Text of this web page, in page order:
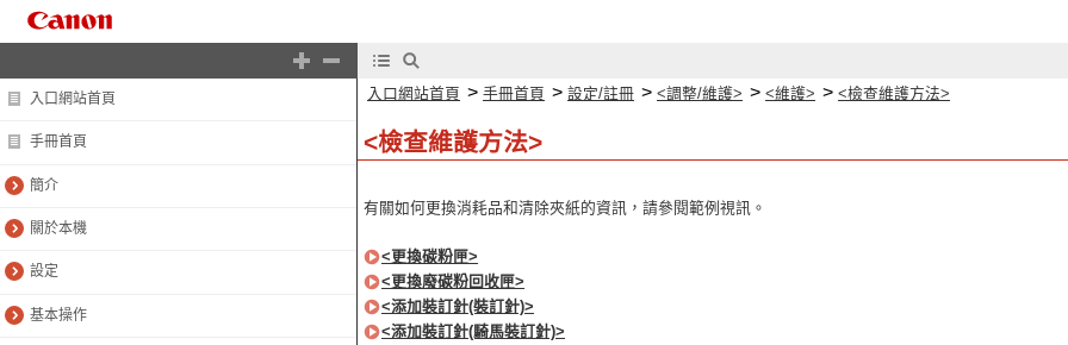
入口網站首頁
手冊首頁
簡介
關於本機
設定
基本操作
入口網站首頁 > 手冊首頁 > 設定/註冊 > <調整/維護> > <維護> > <檢查維護方法>
<檢查維護方法>
有關如何更換消耗品和清除夾紙的資訊，請參閱範例視訊。
<更換碳粉匣>
<更換廢碳粉回收匣>
<添加裝訂針(裝訂針)>
<添加裝訂針(騎馬裝訂針)>